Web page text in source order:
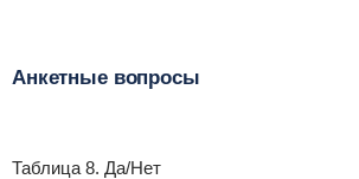
Анкетные вопросы
Таблица 8. Да/Нет